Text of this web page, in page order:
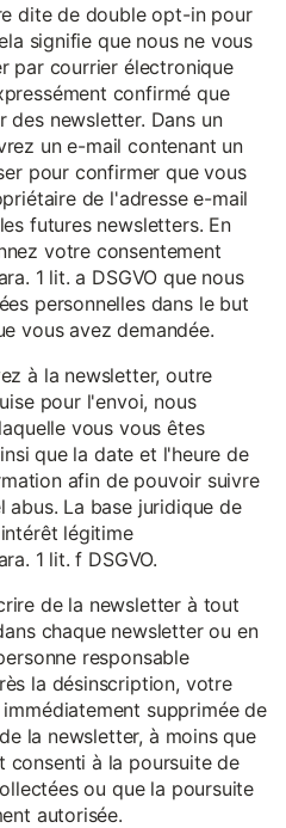
dite de double opt-in pour
signifie que nous ne vous
par courrier électronique
confirmé que
newsletter. Dans un
un e-mail contenant un
pour confirmer que vous
de l'adresse e-mail
futures newsletters. En
votre consentement
1 lit. a DSGVO que nous
personnelles dans le but
vous avez demandée.
à la newsletter, outre
pour l'envoi, nous
vous vous êtes
que la date et l'heure de
afin de pouvoir suivre
abus. La base juridique de
légitime
1 lit. f DSGVO.
de la newsletter à tout
chaque newsletter ou en
responsable
la désinscription, votre
supprimée de
la newsletter, à moins que
consenti à la poursuite de
ou que la poursuite
autorisée.